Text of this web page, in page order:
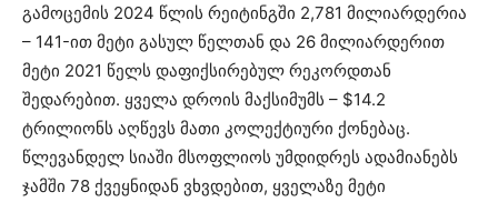
გამოცემის 2024 წლის რეიტინგში 2,781 მილიარდერია
– 141-ით მეტი გასულ წელთან და 26 მილიარდერით
მეტი 2021 წელს დაფიქსირებულ რეკორდთან
შედარებით. ყველა დროის მაქსიმუმს – $14.2
ტრილიონს აღწევს მათი კოლექტიური ქონებაც.
წლევანდელ სიაში მსოფლიოს უმდიდრეს ადამიანებს
ჯამში 78 ქვეყნიდან ვხვდებით, ყველაზე მეტი